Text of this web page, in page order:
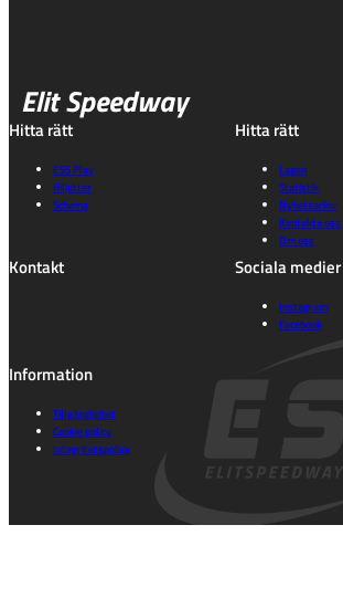
Elit Speedway
Hitta rätt
ESS Play
Biljetter
Schema
Hitta rätt
Lagen
Statistik
Nyhetsarkiv
Kontakta oss
Om oss
Kontakt Sociala medier
Instagram
Facebook
Information
Tillgänglighet
Cookie policy
Integritetspolicy